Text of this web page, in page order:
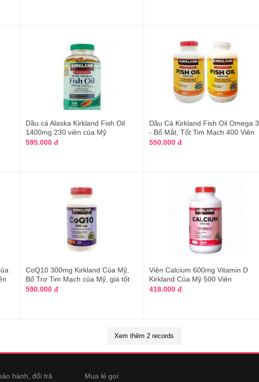
Dầu cá Alaska Kirkland Fish Oil
1400mg 230 viên của Mỹ
595.000 đ
Dầu Cá Kirkland Fish Oil Omega 3
- Bổ Mắt, Tốt Tim Mạch 400 Viên
550.000 đ
CoQ10 300mg Kirkland Của Mỹ,
Bổ Trợ Tim Mạch của Mỹ, giá tốt
590.000 đ
Viên Calcium 600mg Vitamin D
Kirkland Của Mỹ 500 Viên
418.000 đ
Xem thêm 2 records
hành, đổi trả Mua lẻ gọi: